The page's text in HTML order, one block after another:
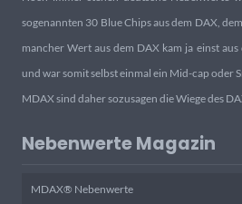
sogenannten 30 Blue Chips aus dem DAX,
mancher Wert aus dem DAX kam ja einst
und war somit selbst einmal ein Mid-cap oder
MDAX sind daher sozusagen die Wiege des
Nebenwerte Magazin
MDAX® Nebenwerte